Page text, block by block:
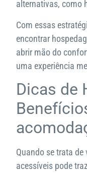
alternativas, como
Com essas
encontrar
abrir mão do
uma experiência
Dicas de
Quando se trata
acessíveis pode